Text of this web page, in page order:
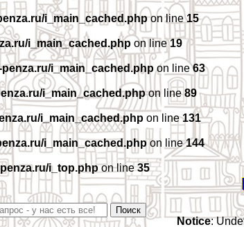
i_main_cached.phpon line15
i_main_cached.php on line19
i_main_cached.phpon line63
i_main_cached.phpon line89
i_main_cached.php on line131
i_main_cached.phpon line144
i_top.phpon line35
Notice: